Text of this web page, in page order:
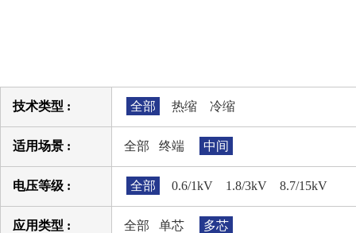
技术类型 : 全部 热缩 冷缩
适用场景 : 全部 终端 中间
电压等级 : 全部 0.6/1kV 1.8/3kV 8.7/15kV
应用类型 : 全部 单芯 多芯